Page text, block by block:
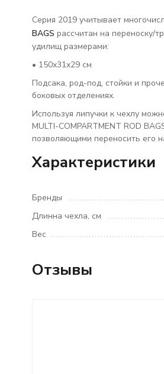
Серия 2019 учитывает
BAGS рассчитан на переноску/
удилищ размерами:
• 150х31х29 см
Подсака, род-под, стойки и
боковых отделениях.
Используя липучки к чехлу
MULTI-COMPARTMENT ROD
позволяющими переносить его
Характеристики
Бренды
Длинна чехла, см
Вес
Отзывы